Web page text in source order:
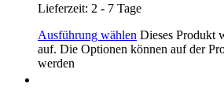
Lieferzeit: 2 - 7 Tage
Ausführung wählen Dieses Produkt
auf. Die Optionen können auf der
werden